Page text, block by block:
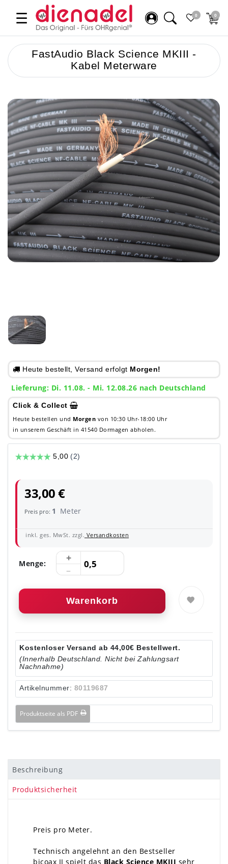
☰ 0 0
FastAudio Black Science MKIII -
Kabel Meterware
Heute bestellt, Versand erfolgt Morgen!
Lieferung: Di. 11.08. - Mi. 12.08.26 nach Deutschland
Click & Collect
Heute bestellen und Morgen von 10:30 Uhr-18:00 Uhr
in unserem Geschäft in 41540 Dormagen abholen.
33,00 €
Preis pro: 1 Meter
inkl. ges. MwSt. zzgl. Versandkosten
Menge:
Warenkorb
Kostenloser Versand ab 44,00€ Bestellwert.
(Innerhalb Deutschland. Nicht bei Zahlungsart
Nachnahme)
Artikelnummer: 80119687
Produktseite als PDF
Beschreibung
Produktsicherheit
Preis pro Meter.
Technisch angelehnt an den Bestseller
bicoax II spielt das Black Science MKIII sehr